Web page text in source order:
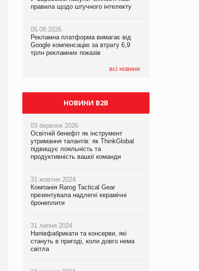
правила щодо штучного інтелекту
05.08.2026
Рекламна платформа вимагає від
Google компенсацію за втрату 6,9
трлн рекламних показів
всі новини
Сергій Лісунов про заморожені
хлібобулочні вироби на
PrivateLabel&FMCG Master 2026
правила щодо штучного інтелекту
05.08.2026
Рекламна платформа вимагає від
Google компенсацію за втрату 6,9
трлн рекламних показів
НОВИНИ B2B
03 березня 2026
Освітній бенефіт як інструмент
утримання талантів: як ThinkGlobal
підвищує лояльність та
продуктивність вашої команди
31 жовтня 2024
Компанія Rarog Tactical Gear
презентувала надлегкі керамічні
бронеплити
31 липня 2024
Напівфабрикати та консерви, які
стануть в пригоді, коли довго нема
світла